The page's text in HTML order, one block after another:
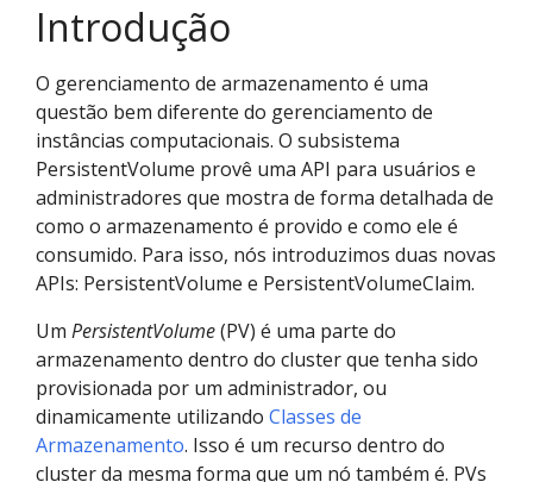
Introdução
O gerenciamento de armazenamento é uma
questão bem diferente do gerenciamento de
instâncias computacionais. O subsistema
PersistentVolume provê uma API para usuários e
administradores que mostra de forma detalhada de
como o armazenamento é provido e como ele é
consumido. Para isso, nós introduzimos duas novas
APIs: PersistentVolume e PersistentVolumeClaim.
Um PersistentVolume(PV) é uma parte do
armazenamento dentro do cluster que tenha sido
provisionada por um administrador, ou
dinamicamente utilizando Classes de
Armazenamento. Isso é um recurso dentro do
cluster da mesma forma que um nó também é. PVs